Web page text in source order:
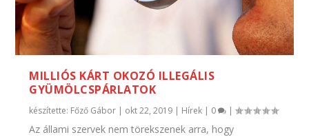
MILLIÓS KÁRT OKOZÓ ILLEGÁLIS
GYÜMÖLCSPÁRLATOK
készítette: Főző Gábor | okt 22, 2019 | Hírek | 0 |
Az állami szervek nem törekszenek arra, hogy